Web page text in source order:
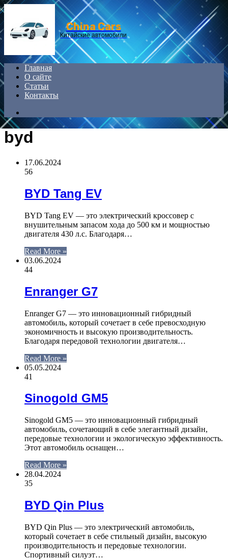
Menu
China Cars
Китайские автомобили
Главная
О сайте
Статьи
Контакты
byd
17.06.2024
56
BYD Tang EV
BYD Tang EV — это электрический кроссовер с
внушительным запасом хода до 500 км и мощностью
двигателя 430 л.с. Благодаря…
Read More »
03.06.2024
44
Enranger G7
Enranger G7 — это инновационный гибридный
автомобиль, который сочетает в себе превосходную
экономичность и высокую производительность.
Благодаря передовой технологии двигателя…
Read More »
05.05.2024
41
Sinogold GM5
Sinogold GM5 — это инновационный гибридный
автомобиль, сочетающий в себе элегантный дизайн,
передовые технологии и экологическую эффективность.
Этот автомобиль оснащен…
Read More »
28.04.2024
35
BYD Qin Plus
BYD Qin Plus — это электрический автомобиль,
который сочетает в себе стильный дизайн, высокую
производительность и передовые технологии.
Спортивный силуэт…